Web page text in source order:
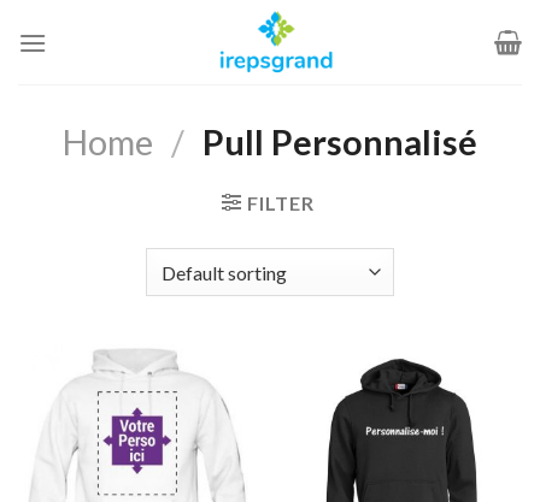
Home / Pull Personnalisé
FILTER